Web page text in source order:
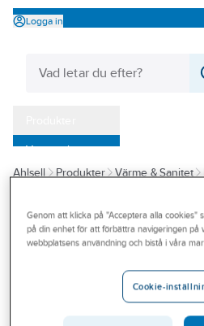
Logga in
Varumärken
Kampanjer
Branscher
Ahlsell Produkter Värme & Sanitet
Övriga duschanordningar
Genom att klicka på "Acceptera alla cookies"
på din enhet för att förbättra navigeringen på
webbplatsens användning och bistå i våra
Cookie-